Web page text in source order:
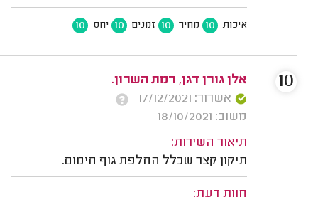
איכות 10 מחיר 10 זמנים 10 יחס 10
אלן גורן דגן, רמת השרון.
אשרור: 17/12/2021
משוב: 18/10/2021
תיאור השירות:
תיקון קצר שכלל החלפת גוף חימום.
חוות דעת:
10